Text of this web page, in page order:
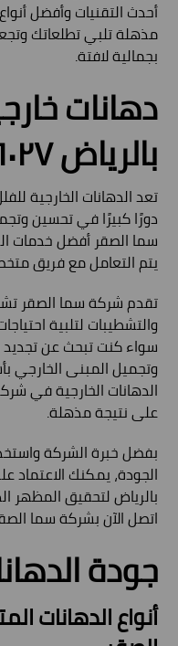
أحدث التقنيات وأفضل
مذهلة تلبي تطلعاتك
بجمالية لافتة.
دهانات
بالرياض ٠٥٠٦٢٧٦٠٢٧
تعد الدهانات الخارجية
دورًا كبيرًا في تحسين
سما الصقر أفضل خدمات
يتم التعامل مع فريق
تقدم شركة سما الصقر
والتشطيبات لتلبية
سواء كنت تبحث عن تجديد
وتجميل المبنى الخارجي
الدهانات الخارجية في
على نتيجة مذهلة.
بفضل خبرة الشركة
الجودة، يمكنك الاعتماد
بالرياض لتحقيق المظهر
اتصل الآن بشركة سما
جودة
أنواع الدهانات